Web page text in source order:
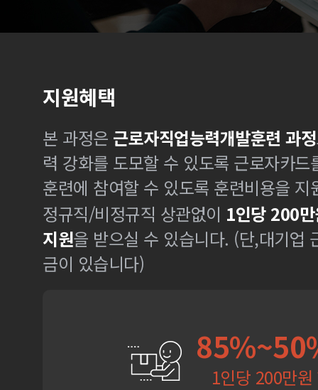
지원혜택
본 과정은 근로자직업능력개발훈련 과정
력 강화를 도모할 수 있도록 근로자카
훈련에 참여할 수 있도록 훈련비용을 지
정규직/비정규직 상관없이 1인당 200
지원을 받으실 수 있습니다. (단,대기업
금이 있습니다)
1인당 200만원